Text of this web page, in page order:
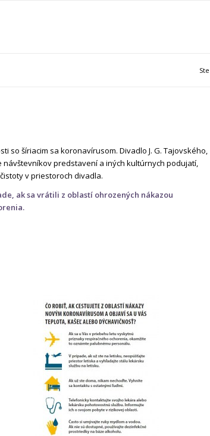
so šíriacim sa koronavírusom. Divadlo J. G. Tajovského,
predstavení a iných kultúrnych podujatí,
v priestoroch divadla.
ak sa vrátili z oblastí ohrozených nákazou